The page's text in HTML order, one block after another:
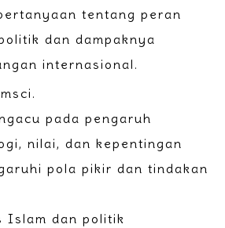
tentang peran
dan dampaknya
internasional.
pada pengaruh
nilai, dan kepentingan
pola pikir dan tindakan
Islam dan politik